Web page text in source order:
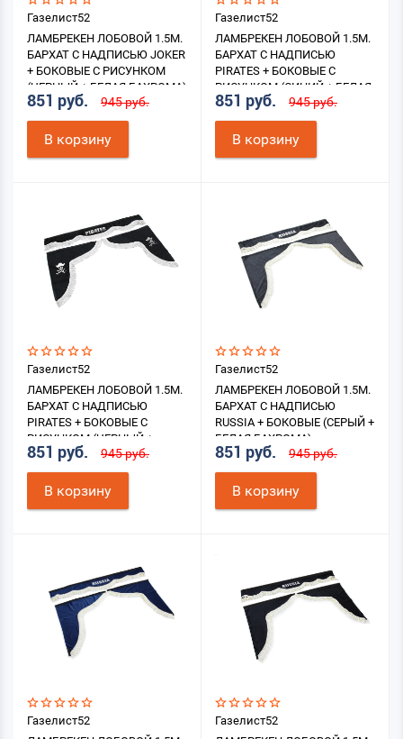
Газелист52
ЛАМБРЕКЕН ЛОБОВОЙ 1.5М.
БАРХАТ С НАДПИСЬЮ JOKER
+ БОКОВЫЕ С РИСУНКОМ
(ЧЕРНЫЙ + БЕЛАЯ БАХРОМА)
851 руб. 945 руб.
В корзину
Газелист52
ЛАМБРЕКЕН ЛОБОВОЙ 1.5М.
БАРХАТ С НАДПИСЬЮ
PIRATES + БОКОВЫЕ С
РИСУНКОМ (СИНИЙ + БЕЛАЯ
БАХРОМА)
851 руб. 945 руб.
В корзину
Газелист52
ЛАМБРЕКЕН ЛОБОВОЙ 1.5М.
БАРХАТ С НАДПИСЬЮ
PIRATES + БОКОВЫЕ С
РИСУНКОМ (ЧЕРНЫЙ +
БЕЛАЯ БАХРОМА)
851 руб. 945 руб.
В корзину
Газелист52
ЛАМБРЕКЕН ЛОБОВОЙ 1.5М.
БАРХАТ С НАДПИСЬЮ
RUSSIA + БОКОВЫЕ (СЕРЫЙ +
БЕЛАЯ БАХРОМА)
851 руб. 945 руб.
В корзину
Газелист52
Газелист52